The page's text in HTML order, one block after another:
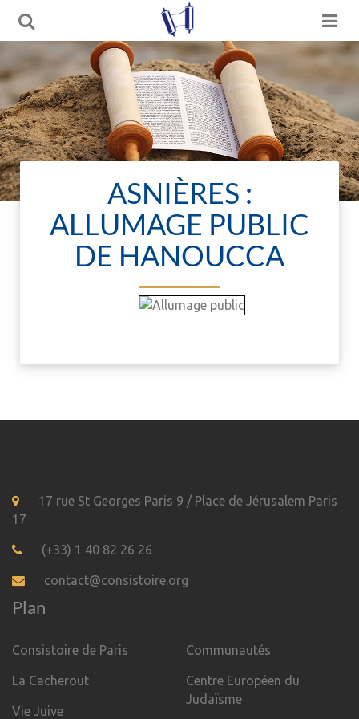
ASNIÈRES :
ALLUMAGE PUBLIC
DE HANOUCCA
17 rue St Georges Paris 9 / Place de Jérusalem Paris
17
(+33) 1 40 82 26 26
contact@consistoire.org
Plan
Consistoire de Paris
La Cacherout
Vie Juive
Communautés
Centre Européen du
Judaïsme